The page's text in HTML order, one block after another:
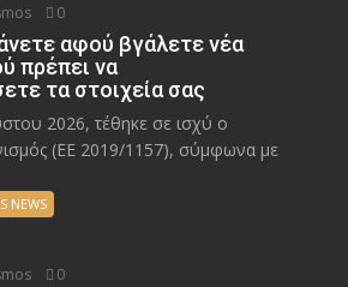
0
αφού βγάλετε νέα
πρέπει να
τα στοιχεία σας
2026, τέθηκε σε ισχύ ο
(ΕΕ 2019/1157), σύμφωνα με
NEWS
0